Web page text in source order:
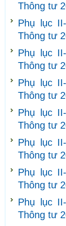
Thông tư
Phụ lục
Thông tư
Phụ lục
Thông tư
Phụ lục
Thông tư
Phụ lục
Thông tư
Phụ lục
Thông tư
Phụ lục
Thông tư
Phụ lục
Thông tư